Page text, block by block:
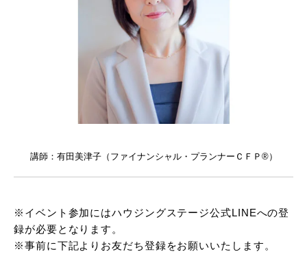
講師：有田美津子（ファイナンシャル・プランナーＣＦＰ®）
※イベント参加にはハウジングステージ公式LINEへの登
録が必要となります。
※事前に下記よりお友だち登録をお願いいたします。